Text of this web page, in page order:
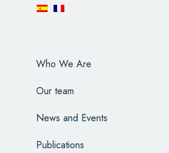
Who We Are
Our team
News and Events
Publications